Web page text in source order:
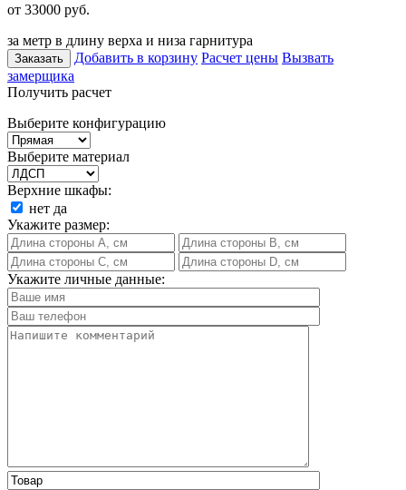
от 33000 руб.
за метр в длину верха и низа гарнитура
Заказать Добавить в корзину Расчет цены Вызвать
замерщика
Получить расчет
Выберите конфигурацию
Выберите материал
Верхние шкафы:
нет да
Укажите размер:
Укажите личные данные: